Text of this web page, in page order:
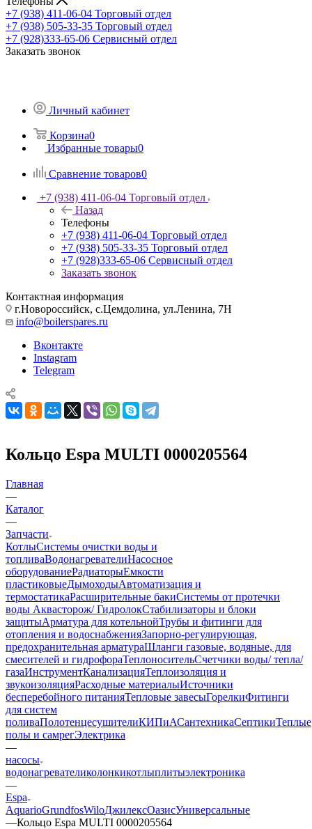
+7 (938) 411-06-04 Торговый отдел
+7 (938) 505-33-35 Торговый отдел
+7 (928)333-65-06 Сервисный отдел
Заказать звонок
Личный кабинет
Корзина0
Избранные товары0
Сравнение товаров0
+7 (938) 411-06-04 Торговый отдел
Назад
Телефоны
+7 (938) 411-06-04 Торговый отдел
+7 (938) 505-33-35 Торговый отдел
+7 (928)333-65-06 Сервисный отдел
Заказать звонок
Контактная информация
г.Новороссийск, с.Цемдолина, ул.Ленина, 7Н
info@boilerspares.ru
Вконтакте
Instagram
Telegram
Кольцо Espa MULTI 0000205564
Главная
—
Каталог
—
Запчасти
КотлыСистемы очистки воды и
топливаВодонагревателиНасосное
оборудованиеРадиаторыЕмкости
пластиковыеДымоходыАвтоматизация и
термостатикаРасширительные бакиСистемы от протечки
воды Аквасторож/ ГидролокСтабилизаторы и блоки
защитыАрматура для котельнойТрубы и фитинги для
отопления и водоснабженияЗапорно-регулирующая,
предохранительная арматураШланги газовые, водяные, для
смесителей и гидрофораТеплоносительСчетчики воды/ тепла/
газаИнструментКанализацияТеплоизоляция и
звукоизоляцияРасходные материалыИсточники
бесперебойного питанияТепловые завесыГорелкиФитинги
для систем
поливаПолотенцесушителиКИПиАСантехникаСептикиТеплые
полы и самрегЭлектрика
—
насосы
водонагревателиколонкикотлыплитыэлектроника
—
Espa
AquarioGrundfosWiloДжилексОазисУниверсальные
—Кольцо Espa MULTI 0000205564